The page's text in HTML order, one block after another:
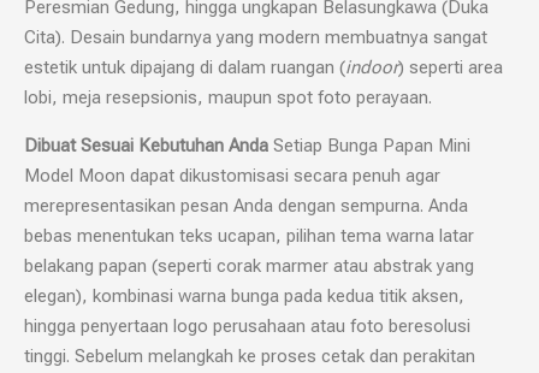
Peresmian Gedung, hingga ungkapan Belasungkawa (Duka
Cita). Desain bundarnya yang modern membuatnya sangat
estetik untuk dipajang di dalam ruangan (indoor) seperti area
lobi, meja resepsionis, maupun spot foto perayaan.
Dibuat Sesuai Kebutuhan Anda Setiap Bunga Papan Mini
Model Moon dapat dikustomisasi secara penuh agar
merepresentasikan pesan Anda dengan sempurna. Anda
bebas menentukan teks ucapan, pilihan tema warna latar
belakang papan (seperti corak marmer atau abstrak yang
elegan), kombinasi warna bunga pada kedua titik aksen,
hingga penyertaan logo perusahaan atau foto beresolusi
tinggi. Sebelum melangkah ke proses cetak dan perakitan